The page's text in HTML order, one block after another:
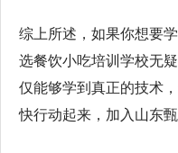
综上所述，如果你想要
选餐饮小吃培训学校无
仅能够学到真正的技术
快行动起来，加入山东